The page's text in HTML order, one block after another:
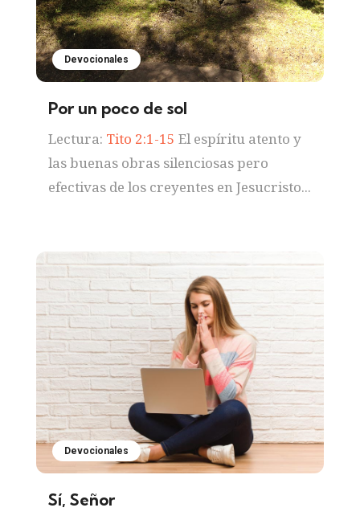
Devocionales
Por un poco de sol
Lectura: Tito 2:1-15 El espíritu atento y
las buenas obras silenciosas pero
efectivas de los creyentes en Jesucristo...
Devocionales
Sí, Señor